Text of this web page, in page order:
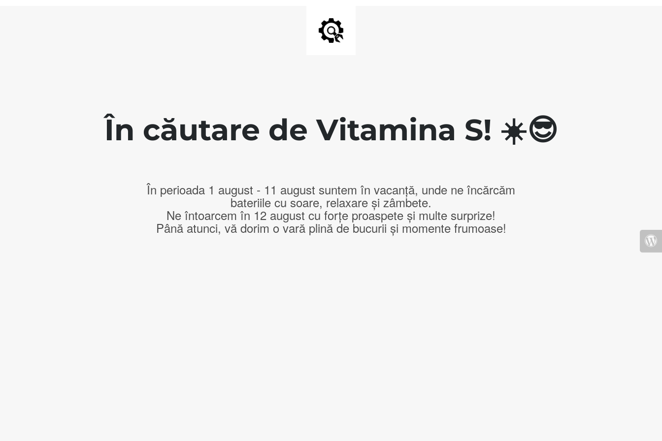
În căutare de Vitamina S! ☀️😎
În perioada 1 august - 11 august suntem în vacanță, unde ne încărcăm
bateriile cu soare, relaxare și zâmbete.
Ne întoarcem în 12 august cu forțe proaspete și multe surprize!
Până atunci, vă dorim o vară plină de bucurii și momente frumoase!